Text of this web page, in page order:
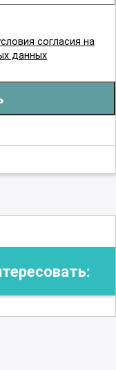
согласия на
данных